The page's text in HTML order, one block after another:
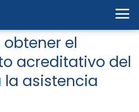
el
acreditativo del
la asistencia